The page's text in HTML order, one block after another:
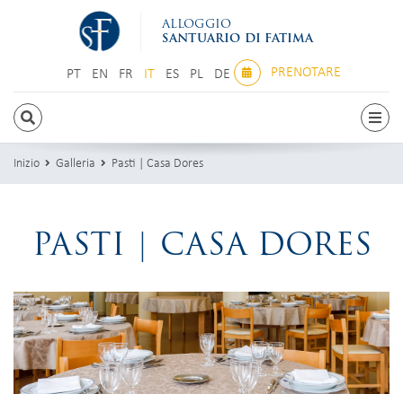
ALLOGGIO
SANTUARIO DI FATIMA
PTPTENENFRFRITIT ESESPL PLDEDE PRENOTARE
Inizio Galleria Pasti | Casa Dores
PASTI | CASA DORES